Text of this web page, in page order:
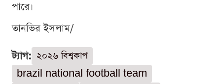
পারে।
তানভির ইসলাম/
ট্যাগ: ২০২৬ বিশ্বকাপ
brazil national football team